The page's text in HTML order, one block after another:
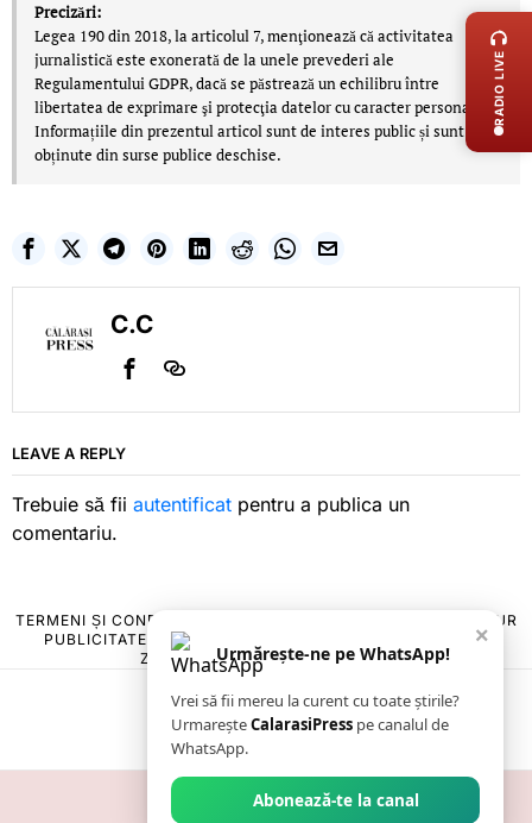
Precizări:
Legea 190 din 2018, la articolul 7, menţionează că activitatea
jurnalistică este exonerată de la unele prevederi ale
Regulamentului GDPR, dacă se păstrează un echilibru între
libertatea de exprimare şi protecţia datelor cu caracter personal.
Informațiile din prezentul articol sunt de interes public și sunt
obținute din surse publice deschise.
C.C
LEAVE A REPLY
Trebuie să fii autentificat pentru a publica un
comentariu.
TERMENI ȘI CONDIȚII
POLITICA DE ANULARE & RETUR
PUBLICITATE ONLINE & TIPĂRITĂ
CONTACT
ZIARUL ANUNȚUL CĂLĂRĂȘEAN
×
Urmărește-ne pe WhatsApp!
Vrei să fii mereu la curent cu toate știrile?
UrmareșteCalarasiPress pe canalul de
WhatsApp.
Abonează-te la canal
RADIO LIVE